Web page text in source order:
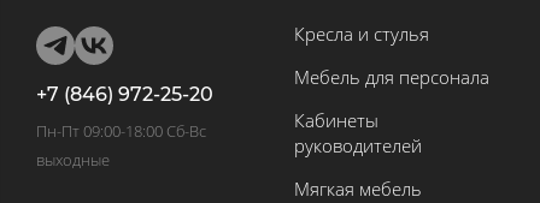
+7 (846) 972-25-20
Пн-Пт 09:00-18:00 Сб-Вс
выходные
Кресла и стулья
Мебель для персонала
Кабинеты
руководителей
Мягкая мебель